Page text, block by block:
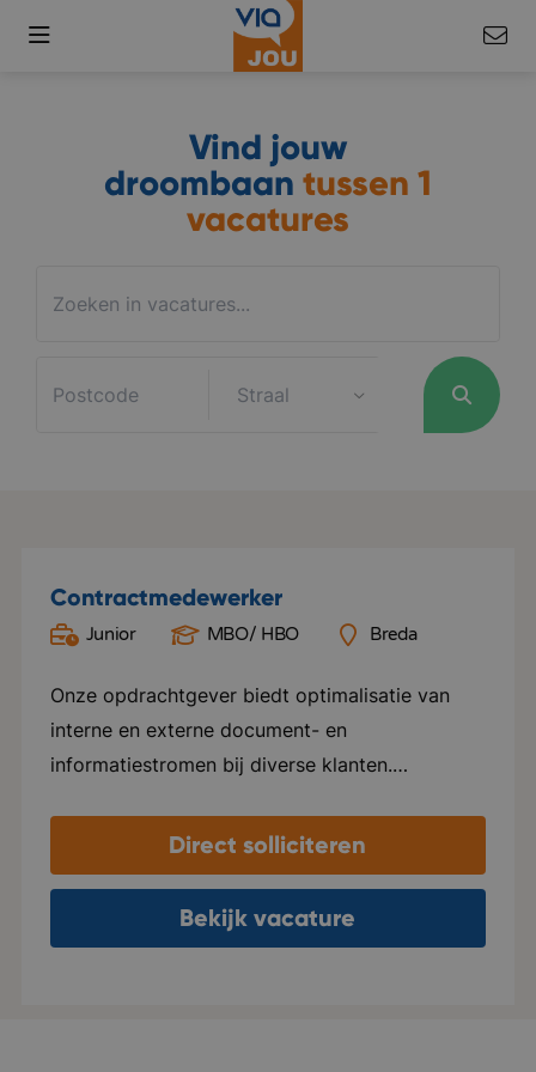
Vind jouw
droombaan tussen 1
vacatures
Contractmedewerker
Junior MBO/ HBO Breda
Onze opdrachtgever biedt optimalisatie van
interne en externe document- en
informatiestromen bij diverse klanten.
genomen, geanalyseerd en uiteindelijk
geoptimaliseerd. Dit doen zij door allerlei tools
die belangrijk zijn binnen een organisatie. Denk
hierbij aan onder andere bedrijfsprinters. De
Direct solliciteren
Bekijk vacature